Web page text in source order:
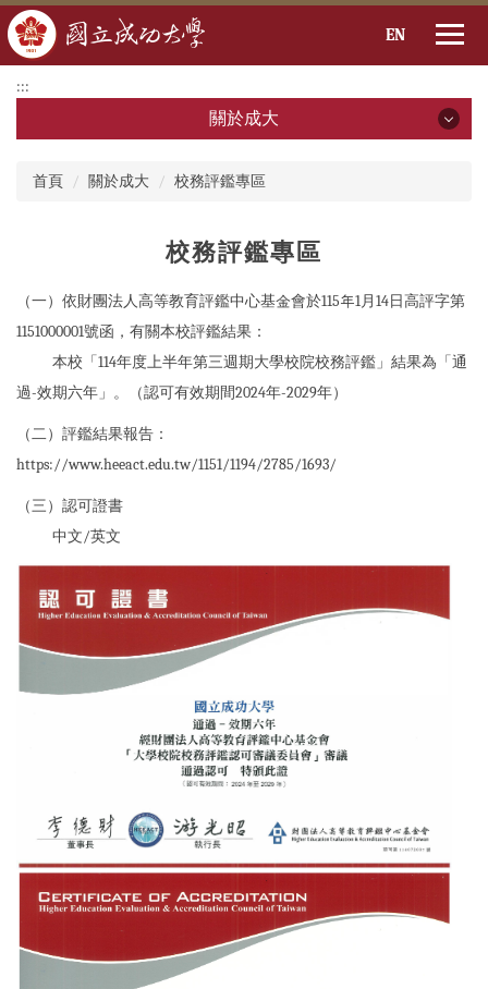
到
要
EN
:::
關於成大
關於成大
成大2030 SDG
成大國際識別形象系統
成大新聞
成大校刊
校內分機號碼
其他
首頁
關於成大 校務評鑑專區
校務評鑑專區
（一）依財團法人高等教育評鑑中心基金會於115年1月14日高評字第
1151000001號函，有關本校評鑑結果：
本校「114年度上半年第三週期大學校院校務評鑑」結果為「通
過-效期六年」。（認可有效期間2024年-2029年）
（二）評鑑結果報告：
https://www.heeact.edu.tw/1151/1194/2785/1693/
（三）認可證書
中文/英文